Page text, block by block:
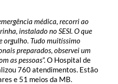
médica, recorri ao
instalado no SESI. O que
orgulho. Tudo muitíssimo
preparados, observei um
as pessoas”. O Hospital de
760 atendimentos. Estão
e 51 meios da MB.